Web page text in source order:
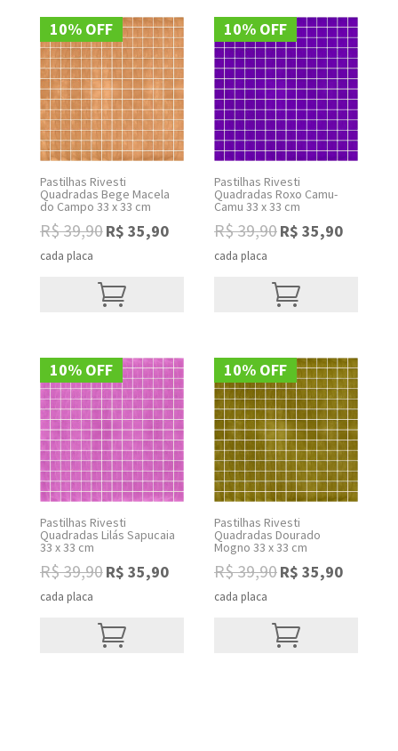
10% OFF
Pastilhas Rivesti
Quadradas Bege Macela
do Campo 33 x 33 cm
R$39,90 Original
R$ 39,90.
R$ 35,90Current
cada placa
10% OFF
Pastilhas Rivesti
Quadradas Roxo Camu-
Camu 33 x 33 cm
R$39,90 Original
R$ 39,90.
R$ 35,90Current
cada placa
10% OFF
Pastilhas Rivesti
Quadradas Lilás Sapucaia
33 x 33 cm
R$39,90 Original
R$ 39,90.
R$ 35,90Current
cada placa
10% OFF
Pastilhas Rivesti
Quadradas Dourado
Mogno 33 x 33 cm
R$39,90 Original
R$ 39,90.
R$ 35,90Current
cada placa